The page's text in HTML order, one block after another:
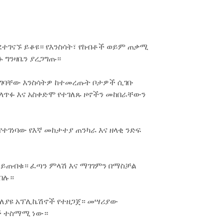
ይቆዩ። የእንስሳት፣ የከብቶች ወይም ጠቃሚ
ያረጋግጡ።
እንስሳትዎ ከተመረጡት ቦታዎች ሲገቡ
እና አስቀድሞ የተገለጹ ዞኖችን መከበራቸውን
የእኛ መከታተያ ጠንካራ እና ዘላቂ ንድፍ
ፈጣን ምላሽ እና ማገገምን በማስቻል
አፕሊኬሽኖች የተዘጋጀ። መሣሪያው
ተስማሚ ነው።